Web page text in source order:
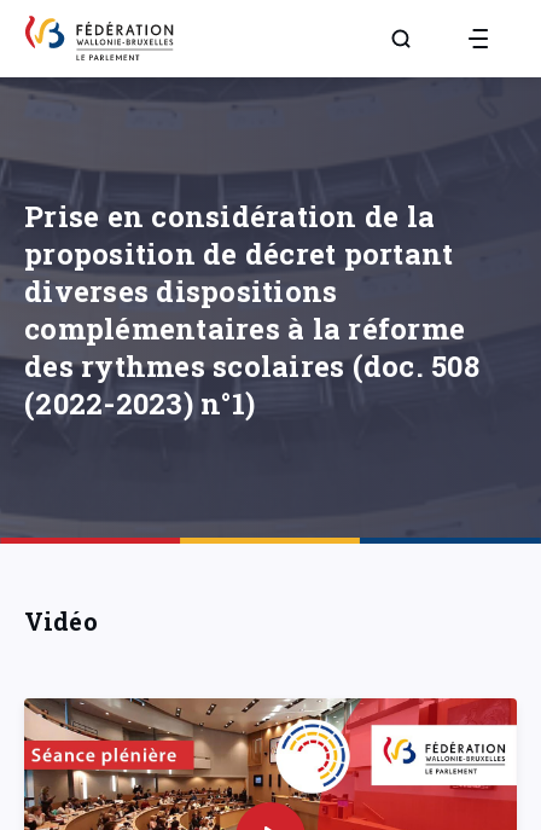
Aller à la page
Prise en considération de la
proposition de décret portant
diverses dispositions
complémentaires à la réforme
des rythmes scolaires (doc. 508
(2022-2023) n°1)
Vidéo